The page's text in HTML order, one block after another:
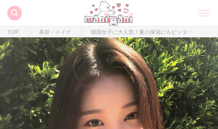
TOP 美容・メイク 韓国女子に大人気！夏の保湿にもピッタリなAvene Waterとは？♡